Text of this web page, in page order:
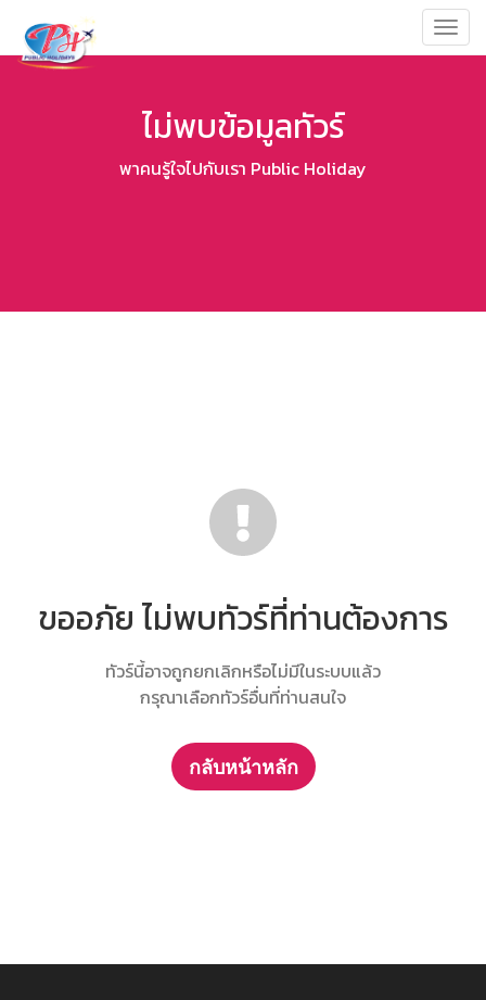
ไม่พบข้อมูลทัวร์
พาคนรู้ใจไปกับเรา Public Holiday
ขออภัย ไม่พบทัวร์ที่ท่านต้องการ
ทัวร์นี้อาจถูกยกเลิกหรือไม่มีในระบบแล้ว
กรุณาเลือกทัวร์อื่นที่ท่านสนใจ
กลับหน้าหลัก